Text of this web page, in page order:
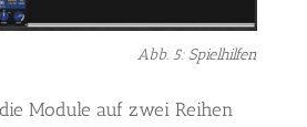
Abb. 5: Spielhilfen
Module auf zwei Reihen